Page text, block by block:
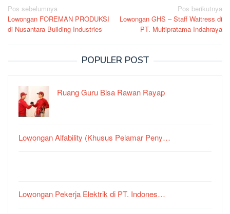
Navigasi
pos
Pos sebelumnya
Lowongan FOREMAN PRODUKSI
di Nusantara Building Industries
Pos berikutnya
Lowongan GHS – Staff Waitress di
PT. Multipratama Indahraya
POPULER POST
Ruang Guru Bisa Rawan Rayap
Lowongan Alfability (Khusus Pelamar Peny…
Lowongan Pekerja Elektrik di PT. Indones…